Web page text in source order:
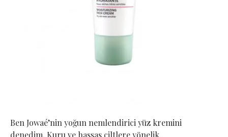
Ben Jowaé’nin yoğun nemlendirici yüz kremini
denedim. Kuru ve hassas ciltlere yönelik